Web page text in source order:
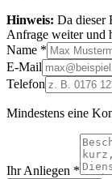
Hinweis: Da dieser
Anfrage weiter und
Name *
E-Mail
Telefon
Mindestens eine
Ihr Anliegen *